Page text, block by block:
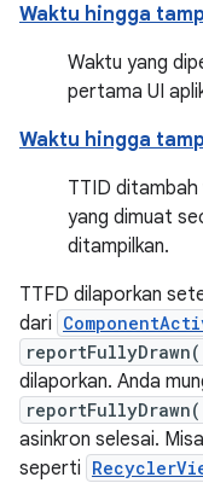
Waktu hingga
Waktu yang
pertama UI
Waktu hingga
TTID ditambah
yang dimuat
ditampilkan.
TTFD dilaporkan
dari
dilaporkan. Anda
asinkron selesai.
seperti